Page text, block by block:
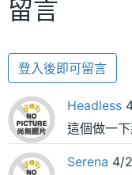
留言
登入後即可留言
Headless
這個做一
Serena 4/